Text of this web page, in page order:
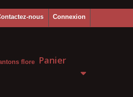
Connexion
nous
Panier